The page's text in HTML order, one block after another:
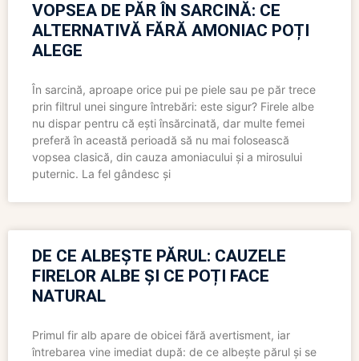
VOPSEA DE PĂR ÎN SARCINĂ: CE
ALTERNATIVĂ FĂRĂ AMONIAC POȚI
ALEGE
În sarcină, aproape orice pui pe piele sau pe păr trece
prin filtrul unei singure întrebări: este sigur? Firele albe
nu dispar pentru că ești însărcinată, dar multe femei
preferă în această perioadă să nu mai folosească
vopsea clasică, din cauza amoniacului și a mirosului
puternic. La fel gândesc și
DE CE ALBEȘTE PĂRUL: CAUZELE
FIRELOR ALBE ȘI CE POȚI FACE
NATURAL
Primul fir alb apare de obicei fără avertisment, iar
întrebarea vine imediat după: de ce albește părul și se